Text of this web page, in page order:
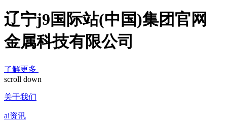
辽宁j9国际站(中国)集团官网
金属科技有限公司
了解更多
scroll down
关于我们
ai资讯